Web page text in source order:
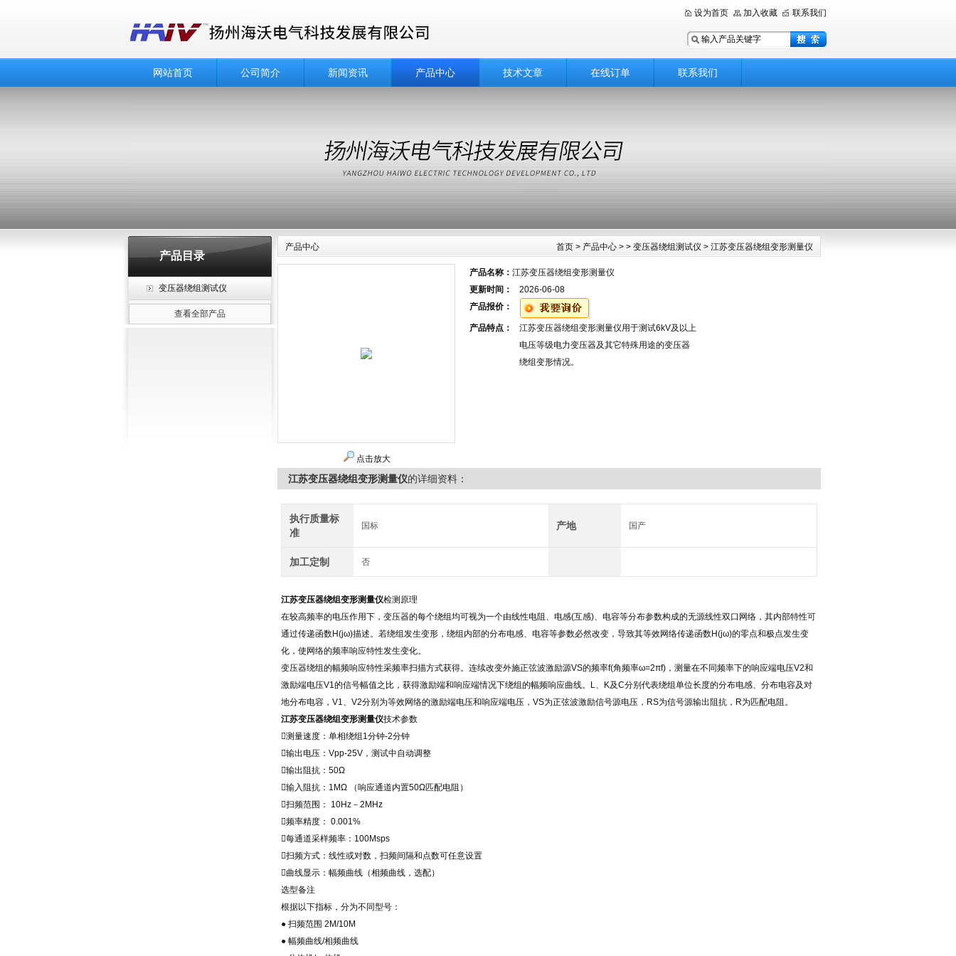
设为首页 加入收藏 联系我们
网站首页 公司简介 新闻资讯 产品中心 技术文章 在线订单 联系我们
产品目录
变压器绕组测试仪
查看全部产品
首页 > 产品中心 > > 变压器绕组测试仪 > 江苏变压器绕组变形测量仪
产品中心
点击放大
产品名称： 江苏变压器绕组变形测量仪
更新时间：
2026-06-08
产品报价：
产品特点：
江苏变压器绕组变形测量仪用于测试6kV及以上
电压等级电力变压器及其它特殊用途的变压器
绕组变形情况。
江苏变压器绕组变形测量仪的详细资料：
执行质量标
准
国标 产地 国产
加工定制 否
江苏变压器绕组变形测量仪检测原理
在较高频率的电压作用下，变压器的每个绕组均可视为一个由线性电阻、电感(互感)、电容等分布参数构成的无源线性双口网络，其内部特性可
通过传递函数H(jω)描述。若绕组发生变形，绕组内部的分布电感、电容等参数必然改变，导致其等效网络传递函数H(jω)的零点和极点发生变
化，使网络的频率响应特性发生变化。
变压器绕组的幅频响应特性采频率扫描方式获得。连续改变外施正弦波激励源VS的频率f(角频率ω=2πf)，测量在不同频率下的响应端电压V2和
激励端电压V1的信号幅值之比，获得激励端和响应端情况下绕组的幅频响应曲线。L、K及C分别代表绕组单位长度的分布电感、分布电容及对
地分布电容，V1、V2分别为等效网络的激励端电压和响应端电压，VS为正弦波激励信号源电压，RS为信号源输出阻抗，R为匹配电阻。
江苏变压器绕组变形测量仪技术参数
测量速度：单相绕组1分钟-2分钟
输出电压：Vpp-25V，测试中自动调整
输出阻抗：50Ω
输入阻抗：1MΩ （响应通道内置50Ω匹配电阻）
扫频范围： 10Hz－2MHz
频率精度： 0.001%
每通道采样频率：100Msps
扫频方式：线性或对数，扫频间隔和点数可任意设置
曲线显示：幅频曲线（相频曲线，选配）
选型备注
根据以下指标，分为不同型号：
● 扫频范围 2M/10M
● 幅频曲线/相频曲线